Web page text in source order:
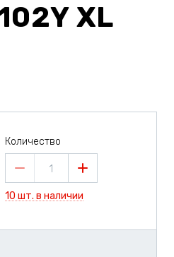
XL
Количество
1
10 шт. в наличии